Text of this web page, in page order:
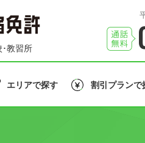
･教習所
エリアで探す 割引プランで